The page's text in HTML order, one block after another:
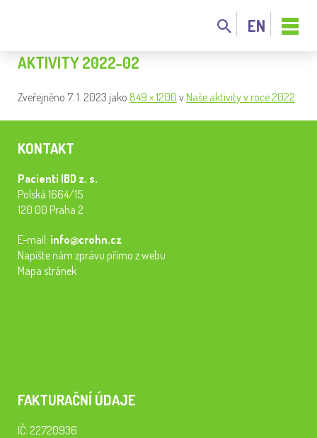
EN
AKTIVITY 2022-02
Zveřejněno 7. 1. 2023 jako 849 × 1200 v Naše aktivity v roce 2022
KONTAKT
Pacienti IBD z. s.
Polská 1664/15
120 00 Praha 2
E-mail: info@crohn.cz
Napište nám zprávu přímo z webu
Mapa stránek
FAKTURAČNÍ ÚDAJE
IČ: 22720936